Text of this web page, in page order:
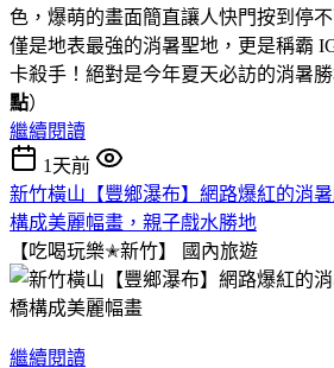
色，爆萌的畫面簡直讓人快門按到停
僅是地表最強的消暑聖地，更是稱霸
卡殺手！絕對是今年夏天必訪的消暑
點）
繼續閱讀
1天前
新竹橫山【豐鄉瀑布】網路爆紅的消
構成美麗幅畫，親子戲水勝地
【吃喝玩樂✭新竹】
國內旅遊
繼續閱讀